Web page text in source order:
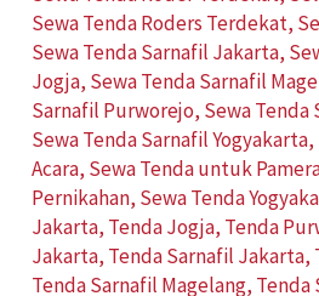
Sewa Tenda Roders Terdekat,
Sewa Tenda Sarnafil Jakarta,
Jogja, Sewa Tenda Sarnafil
Sarnafil Purworejo, Sewa
Sewa Tenda Sarnafil Yogyakarta,
Acara, Sewa Tenda untuk
Pernikahan, Sewa Tenda
Jakarta, Tenda Jogja, Tenda
Jakarta, Tenda Sarnafil Jakarta,
Tenda Sarnafil Magelang, Tenda